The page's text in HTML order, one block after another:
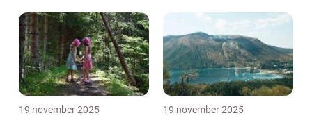
19 november 2025 19 november 2025